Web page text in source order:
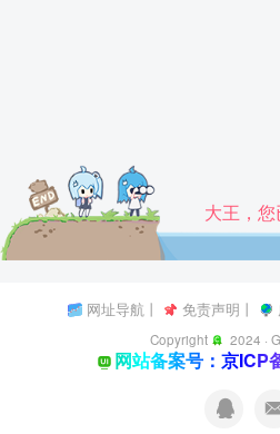
大王，您
网址导航 丨 免责声明 丨
Copyright 2024 ·
网站备案号：京ICP